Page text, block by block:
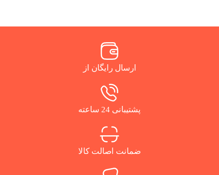
ارسال رایگان از
پشتیبانی 24 ساعته
ضمانت اصالت کالا